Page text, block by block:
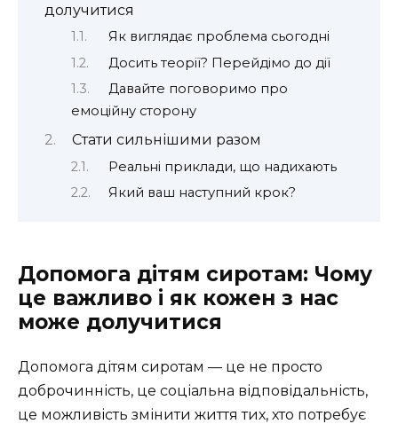
долучитися
Як виглядає проблема сьогодні
Досить теорії? Перейдімо до дії
Давайте поговоримо про
емоційну сторону
Стати сильнішими разом
Реальні приклади, що надихають
Який ваш наступний крок?
Допомога дітям сиротам: Чому
це важливо і як кожен з нас
може долучитися
Допомога дітям сиротам — це не просто
доброчинність, це соціальна відповідальність,
це можливість змінити життя тих, хто потребує